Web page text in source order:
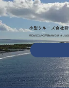
小型クルーズ会社
気になることやご不明な点がございましたら